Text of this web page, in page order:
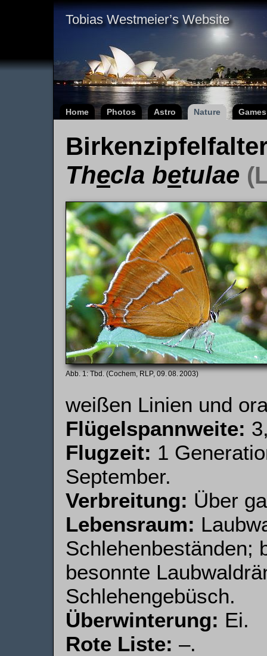
Tobias Westmeier’s Website
Home Photos Astro Nature Games
Thecla betulae
Tbd. (Cochem, RLP, 09. 08. 2003)
weißen Linien und
Flügelspannweite:
Flugzeit: 1
September.
Verbreitung: Über
Lebensraum:
Schlehenbeständen;
besonnte
Schlehengebüsch.
Überwinterung: Ei.
Rote Liste: –.